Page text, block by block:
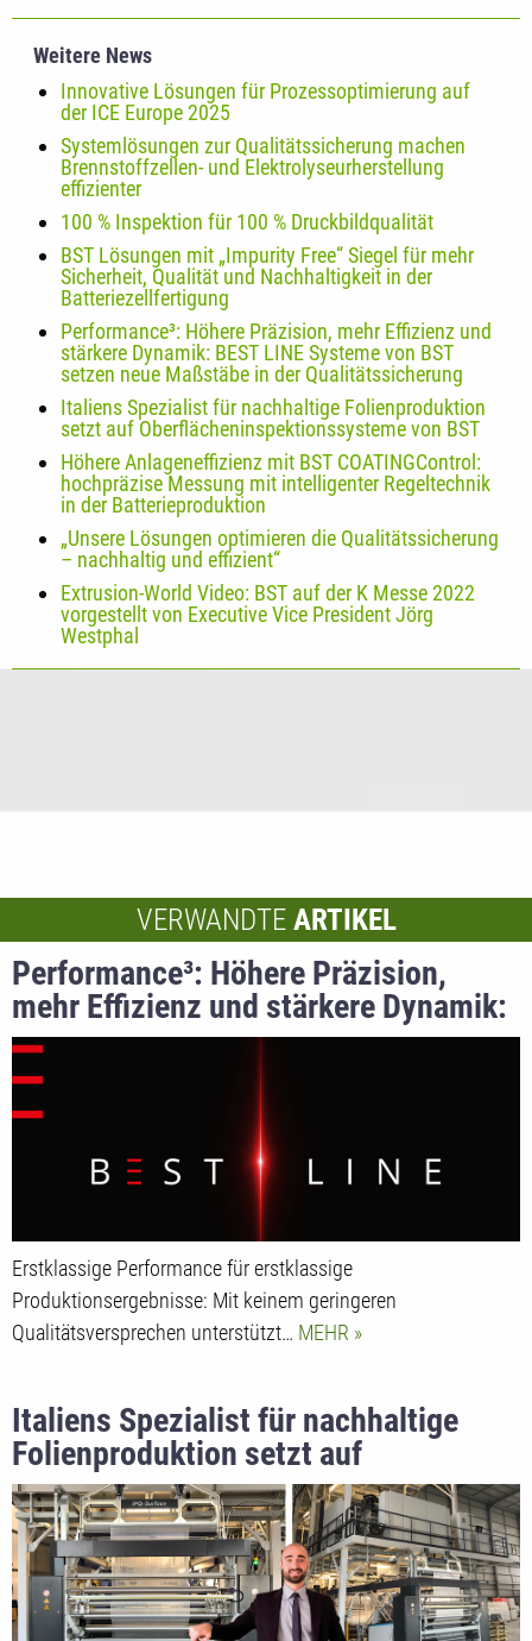
Weitere News
Innovative Lösungen für Prozessoptimierung auf
der ICE Europe 2025
Systemlösungen zur Qualitätssicherung machen
Brennstoffzellen- und Elektrolyseurherstellung
effizienter
100 % Inspektion für 100 % Druckbildqualität
BST Lösungen mit „Impurity Free“ Siegel für mehr
Sicherheit, Qualität und Nachhaltigkeit in der
Batteriezellfertigung
Performance³: Höhere Präzision, mehr Effizienz und
stärkere Dynamik: BEST LINE Systeme von BST
setzen neue Maßstäbe in der Qualitätssicherung
Italiens Spezialist für nachhaltige Folienproduktion
setzt auf Oberflächeninspektionssysteme von BST
Höhere Anlageneffizienz mit BST COATINGControl:
hochpräzise Messung mit intelligenter Regeltechnik
in der Batterieproduktion
„Unsere Lösungen optimieren die Qualitätssicherung
– nachhaltig und effizient“
Extrusion-World Video: BST auf der K Messe 2022
vorgestellt von Executive Vice President Jörg
Westphal
VERWANDTE ARTIKEL
Performance³: Höhere Präzision,
mehr Effizienz und stärkere Dynamik:
BEST LINE Systeme von BST setzen
neue Maßstäbe in der
Qualitätssicherung
Erstklassige Performance für erstklassige
Produktionsergebnisse: Mit keinem geringeren
Qualitätsversprechen unterstützt… MEHR
Italiens Spezialist für nachhaltige
Folienproduktion setzt auf
Oberflächeninspektionssysteme von
BST